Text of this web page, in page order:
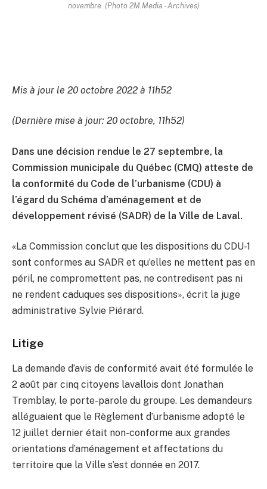
novembre. (Photo 2M.Media - Archives)
Mis à jour le 20 octobre 2022 à 11h52
(Dernière mise à jour: 20 octobre, 11h52)
Dans une décision rendue le 27 septembre, la
Commission municipale du Québec (CMQ) atteste de
la conformité du Code de l’urbanisme (CDU) à
l’égard du Schéma d’aménagement et de
développement révisé (SADR) de la Ville de Laval.
«La Commission conclut que les dispositions du CDU-1
sont conformes au SADR et qu’elles ne mettent pas en
péril, ne compromettent pas, ne contredisent pas ni
ne rendent caduques ses dispositions», écrit la juge
administrative Sylvie Piérard.
Litige
La demande d’avis de conformité avait été formulée le
2 août par cinq citoyens lavallois dont Jonathan
Tremblay, le porte-parole du groupe. Les demandeurs
alléguaient que le Règlement d’urbanisme adopté le
12 juillet dernier était non-conforme aux grandes
orientations d’aménagement et affectations du
territoire que la Ville s’est donnée en 2017.